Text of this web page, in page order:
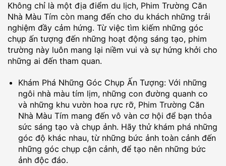
Không chỉ là một địa điểm du lịch, Phim Trường Căn
Nhà Màu Tím còn mang đến cho du khách những trải
nghiệm đầy cảm hứng. Từ việc tìm kiếm những góc
chụp ấn tượng đến những hoạt động sáng tạo, phim
trường này luôn mang lại niềm vui và sự hứng khởi cho
những ai đến tham quan.
Khám Phá Những Góc Chụp Ấn Tượng: Với những
ngôi nhà màu tím lịm, những con đường quanh co
và những khu vườn hoa rực rỡ, Phim Trường Căn
Nhà Màu Tím mang đến vô vàn cơ hội để bạn thỏa
sức sáng tạo và chụp ảnh. Hãy thử khám phá những
góc độ khác nhau, từ những bức ảnh toàn cảnh đến
những góc chụp cận cảnh, để tạo nên những bức
ảnh độc đáo.